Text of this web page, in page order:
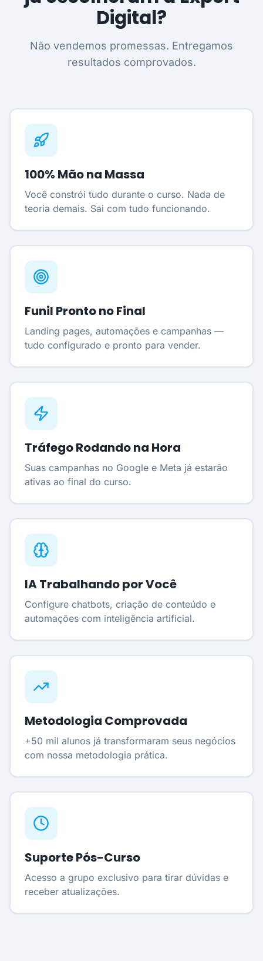
Digital?
Não vendemos promessas. Entregamos
resultados comprovados.
100% Mão na Massa
Você constrói tudo durante o curso. Nada de
teoria demais. Sai com tudo funcionando.
Funil Pronto no Final
Landing pages, automações e campanhas —
tudo configurado e pronto para vender.
Tráfego Rodando na Hora
Suas campanhas no Google e Meta já estarão
ativas ao final do curso.
IA Trabalhando por Você
Configure chatbots, criação de conteúdo e
automações com inteligência artificial.
Metodologia Comprovada
+50 mil alunos já transformaram seus negócios
com nossa metodologia prática.
Suporte Pós-Curso
Acesso a grupo exclusivo para tirar dúvidas e
receber atualizações.